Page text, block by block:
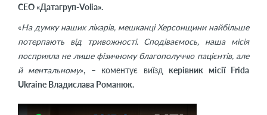
СЕО «Датагруп-Volia».
«На думку наших лікарів, мешканці Херсонщини найбільше
потерпають від тривожності. Сподіваємось, наша місія
посприяла не лише фізичному благополуччю пацієнтів, але
й ментальному», – коментує виїздкерівник місії Frida
Ukraine Владислава Романюк.